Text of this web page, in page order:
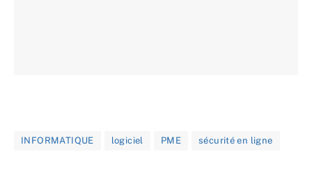
INFORMATIQUE logiciel PME sécurité en ligne